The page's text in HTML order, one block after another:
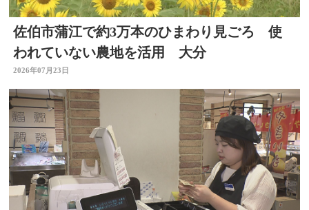
佐伯市蒲江で約3万本のひまわり見ごろ 使
われていない農地を活用 大分
2026年07月23日